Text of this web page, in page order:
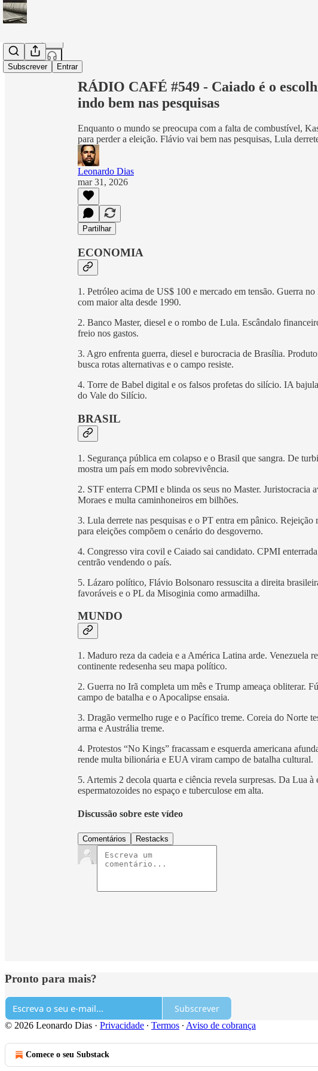
Subscrever Entrar
RÁDIO CAFÉ #549 - Caiado é o
indo bem nas pesquisas
Enquanto o mundo se preocupa com a falta de combustível,
para perder a eleição. Flávio vai bem nas pesquisas, Lula
Leonardo Dias
mar 31, 2026
Partilhar
ECONOMIA
1. Petróleo acima de US$ 100 e mercado em tensão. Guerra
com maior alta desde 1990.
2. Banco Master, diesel e o rombo de Lula. Escândalo
freio nos gastos.
3. Agro enfrenta guerra, diesel e burocracia de Brasília.
busca rotas alternativas e o campo resiste.
4. Torre de Babel digital e os falsos profetas do silício. IA
do Vale do Silício.
BRASIL
1. Segurança pública em colapso e o Brasil que sangra. De
mostra um país em modo sobrevivência.
2. STF enterra CPMI e blinda os seus no Master. Juristocracia
Moraes e multa caminhoneiros em bilhões.
3. Lula derrete nas pesquisas e o PT entra em pânico.
para eleições compõem o cenário do desgoverno.
4. Congresso vira covil e Caiado sai candidato. CPMI
centrão vendendo o país.
5. Lázaro político, Flávio Bolsonaro ressuscita a direita
favoráveis e o PL da Misoginia como armadilha.
MUNDO
1. Maduro reza da cadeia e a América Latina arde. Venezuela
continente redesenha seu mapa político.
2. Guerra no Irã completa um mês e Trump ameaça obliterar.
campo de batalha e o Apocalipse ensaia.
3. Dragão vermelho ruge e o Pacífico treme. Coreia do Norte
arma e Austrália treme.
4. Protestos “No Kings” fracassam e esquerda americana
rende multa bilionária e EUA viram campo de batalha cultural.
5. Artemis 2 decola quarta e ciência revela surpresas. Da Lua à
espermatozoides no espaço e tuberculose em alta.
Discussão sobre este vídeo
Comentários Restacks
Pronto para mais?
Subscrever
© 2026 Leonardo Dias · Privacidade ∙ Termos ∙ Aviso de cobrança
Comece o seu Substack